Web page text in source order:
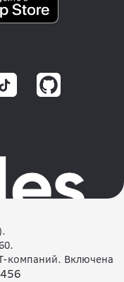
компаний. Включена